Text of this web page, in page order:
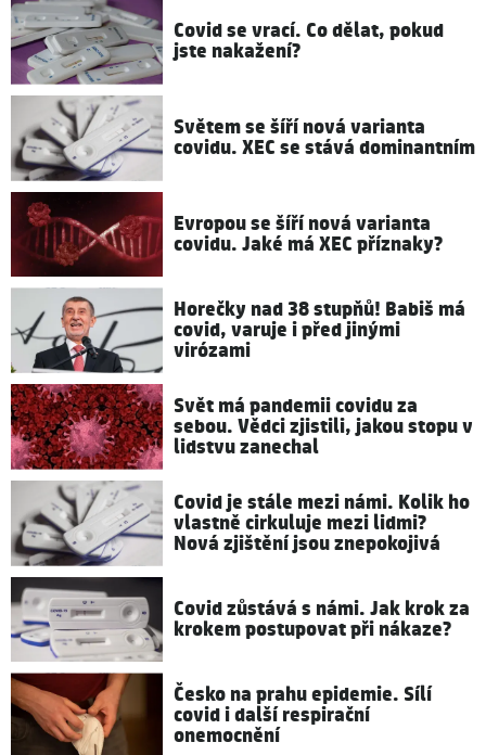
Covid se vrací. Co dělat, pokud
jste nakažení?
Světem se šíří nová varianta
covidu. XEC se stává dominantním
Evropou se šíří nová varianta
covidu. Jaké má XEC příznaky?
Horečky nad 38 stupňů! Babiš má
covid, varuje i před jinými
virózami
Svět má pandemii covidu za
sebou. Vědci zjistili, jakou stopu v
lidstvu zanechal
Covid je stále mezi námi. Kolik ho
vlastně cirkuluje mezi lidmi?
Nová zjištění jsou znepokojivá
Covid zůstává s námi. Jak krok za
krokem postupovat při nákaze?
Česko na prahu epidemie. Sílí
covid i další respirační
onemocnění